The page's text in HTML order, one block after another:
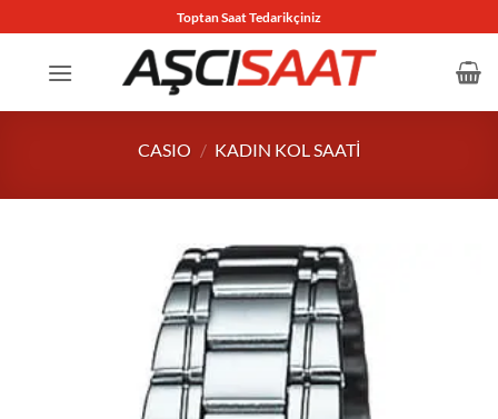
atla
Toptan Saat Tedarikçiniz
CASIO / KADIN KOL SAATI